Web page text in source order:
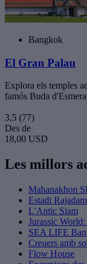
Bangkok
El Gran Palau
Explora els temples
famós Buda
3,5 (77)
Des de
18,00 USD
Les millors
Mahanakhon
Estadi
L'Antic Siam
Jurassic
SEA LIFE
Creuers amb
Flow House